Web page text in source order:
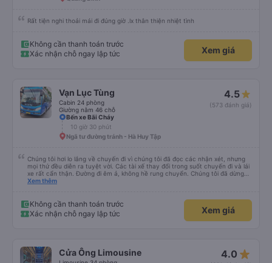
Rất tiện nghi thoải mái đi đúng giờ .lx thân thiện nhiệt tình
Không cần thanh toán trước
Xác nhận chỗ ngay lập tức
Xem giá
Vạn Lục Tùng
Cabin 24 phòng
Giường nằm 46 chỗ
4.5
(573 đánh giá)
Bến xe Bãi Cháy
10 giờ 30 phút
Ngã tư đường tránh - Hà Huy Tập
Chúng tôi hơi lo lắng về chuyến đi vì chúng tôi đã đọc các nhận xét, nhưng
mọi thứ đều diễn ra tuyệt vời. Các tài xế thay đổi trong suốt chuyến đi và lái
xe rất cẩn thận. Đường đi êm ả, không hề rung chuyển. Chúng tôi đã dừng
đủ số lần để đi vệ sinh và dừng lại để ăn tối. Nhìn chung, ghế ngồi có thể hơi
Xem thêm
Không cần thanh toán trước
Xác nhận chỗ ngay lập tức
Xem giá
Cửa Ông Limousine 4.0 star_rate